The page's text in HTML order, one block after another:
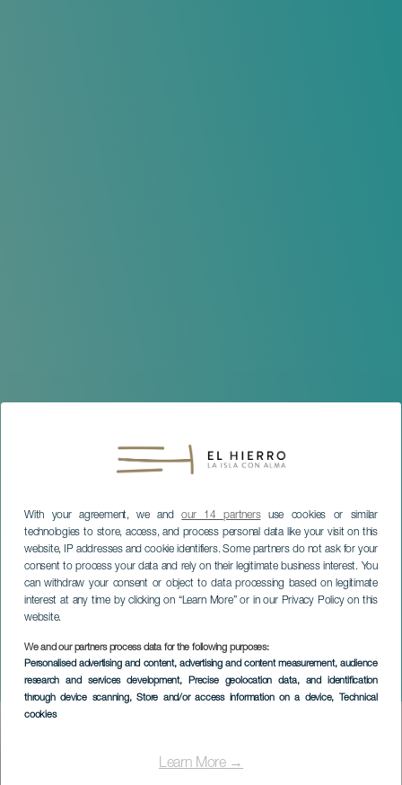
With your agreement, we andour 14 partnersuse cookies or similar
technologies to store, access, and process personal data like your visit on this
website, IP addresses and cookie identifiers. Some partners do not ask for your
consent to process your data and rely on their legitimate business interest. You
can withdraw your consent or object to data processing based on legitimate
interest at any time by clicking on “Learn More” or in our Privacy Policy on this
website.
We and our partners process data for the following purposes:
Personalised advertising and content, advertising and content measurement, audience
research and services development, Precise geolocation data, and identification
through device scanning, Store and/or access information on a device, Technical
cookies
Learn More →
Hierro
EL HIERRO